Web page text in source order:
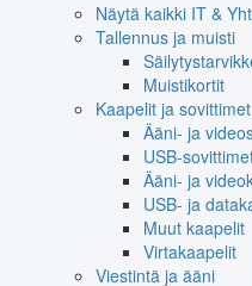
Näytä kaikki IT &
Tallennus ja muisti
Muistikortit
Kaapelit ja sovittimet
Ääni- ja
USB-
Ääni- ja
USB- ja
Muut kaapelit
Virtakaapelit
Viestintä ja ääni